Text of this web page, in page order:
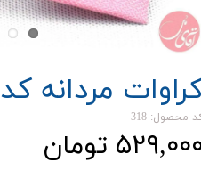
مردانه کد 318
محصول: 318
تومان